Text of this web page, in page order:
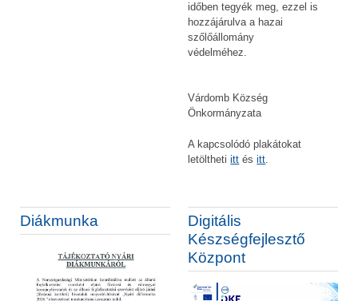
időben tegyék meg, ezzel is
hozzájárulva a hazai
szőlőállomány
védelméhez.
Várdomb Község
Önkormányzata
A kapcsolódó plakátokat
letölthetiitt ésitt
Diákmunka
Digitális
Készségfejlesztő
Központ